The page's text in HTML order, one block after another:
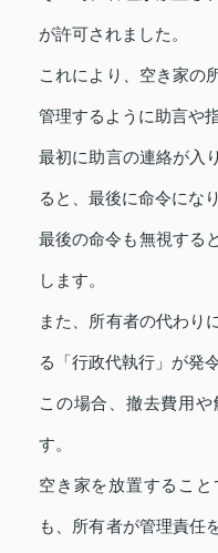
が許可されました。
これにより、空き家の
管理するように助言や
最初に助言の連絡が入
ると、最後に命令にな
最後の命令も無視する
します。
また、所有者の代わり
る「行政代執行」が発
この場合、撤去費用
す。
空き家を放置するこ
も、所有者が管理責任